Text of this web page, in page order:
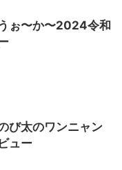
ぉ〜か〜2024令和
び太のワンニャン
ュー